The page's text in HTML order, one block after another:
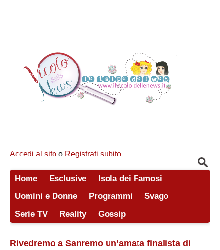
Accedi al sito o Registrati subito.
Home Esclusive
Isola dei Famosi
Uomini e Donne
Programmi
Svago
Serie TV
Reality Gossip
Rivedremo a Sanremo un’amata finalista di